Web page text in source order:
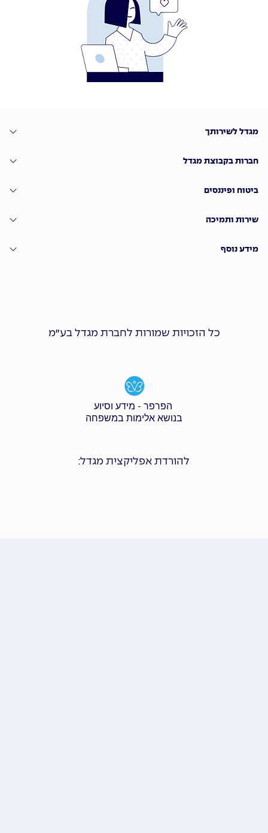
מגדל לשירותך
חברות בקבוצת מגדל
ביטוח ופיננסים
שירות ותמיכה
מידע נוסף
כל הזכויות שמורות לחברת מגדל בע״מ
הפרפר - מידע וסיוע
בנושא אלימות במשפחה
להורדת אפליקצית מגדל: